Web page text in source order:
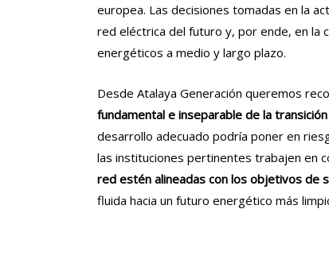
europea. Las decisiones tomadas en la
red eléctrica del futuro y, por ende, en la
energéticos a medio y largo plazo.
Desde Atalaya Generación queremos
fundamental e inseparable de la
desarrollo adecuado podría poner en
las instituciones pertinentes trabajen en
red estén alineadas con los objetivos de
fluida hacia un futuro energético más